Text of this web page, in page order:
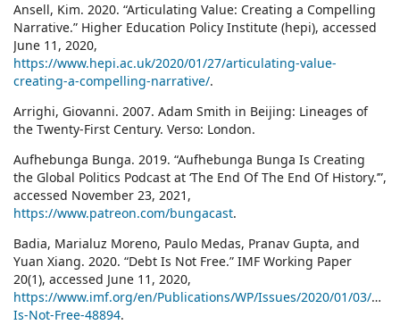
Ansell, Kim. 2020. “Articulating Value: Creating a Compelling
Narrative.” Higher Education Policy Institute (hepi), accessed
June 11, 2020,
https://www.hepi.ac.uk/2020/01/27/articulating-value-
creating-a-compelling-narrative/.
Arrighi, Giovanni. 2007. Adam Smith in Beijing: Lineages of
the Twenty-First Century. Verso: London.
Aufhebunga Bunga. 2019. “Aufhebunga Bunga Is Creating
the Global Politics Podcast at ‘The End Of The End Of History.’”,
accessed November 23, 2021,
https://www.patreon.com/bungacast.
Badia, Marialuz Moreno, Paulo Medas, Pranav Gupta, and
Yuan Xiang. 2020. “Debt Is Not Free.” IMF Working Paper
20(1), accessed June 11, 2020,
https://www.imf.org/en/Publications/WP/Issues/2020/01/03/
Is-Not-Free-48894.